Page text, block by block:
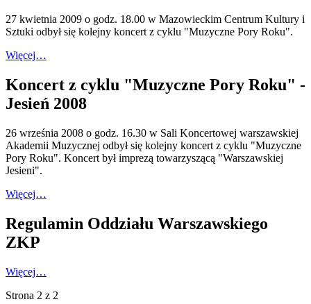
27 kwietnia 2009 o godz. 18.00 w Mazowieckim Centrum Kultury i
Sztuki odbył się kolejny koncert z cyklu "Muzyczne Pory Roku".
Więcej…
Koncert z cyklu "Muzyczne Pory Roku" -
Jesień 2008
26 września 2008 o godz. 16.30 w Sali Koncertowej warszawskiej
Akademii Muzycznej odbył się kolejny koncert z cyklu "Muzyczne
Pory Roku". Koncert był imprezą towarzyszącą "Warszawskiej
Jesieni".
Więcej…
Regulamin Oddziału Warszawskiego
ZKP
Więcej…
Strona 2 z 2